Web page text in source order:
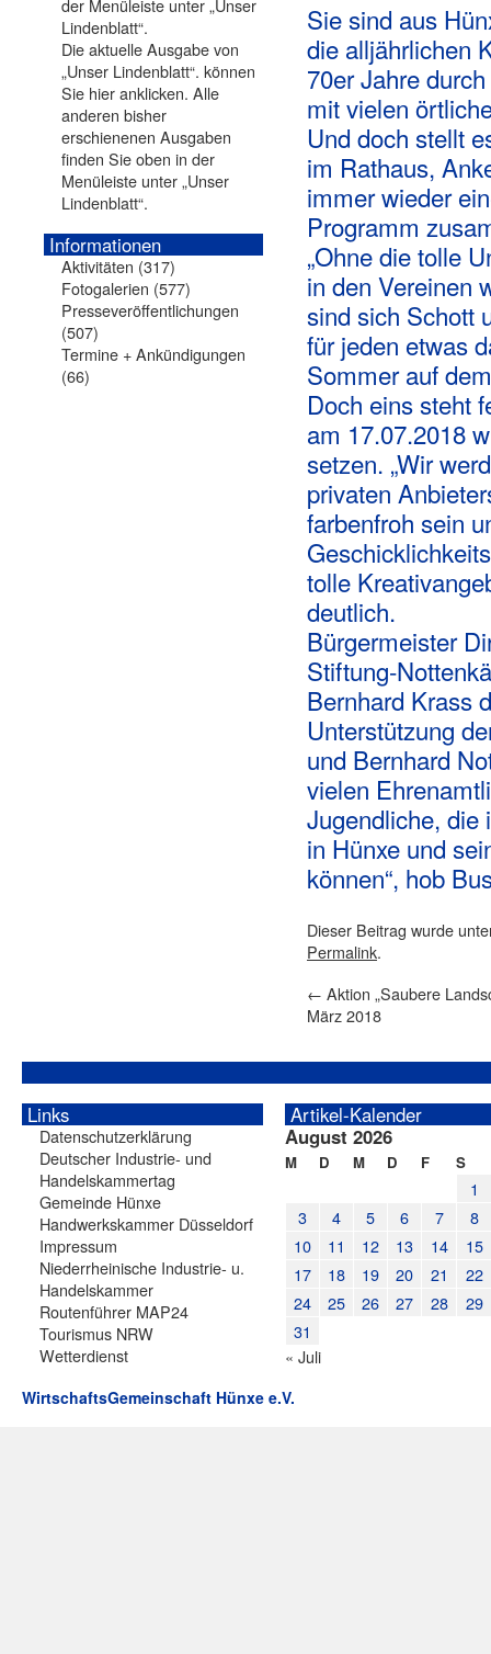
Sie sind aus
die alljährlichen
70er Jahre
mit vielen
Und doch stellt
im Rathaus,
immer wieder
Programm
„Ohne die tolle
in den Vereinen
sind sich Schott
für jeden etwas
Sommer auf
Doch eins steht
am 17.07.2018
setzen. „Wir
privaten
farbenfroh sein
tolle
deutlich.
Bürgermeister
Stiftung-
Bernhard Krass
Unterstützung
und Bernhard
vielen
Jugendliche, die
in Hünxe und
können“, hob
Dieser Beitrag wurde
Permalink.
← Aktion „Saubere
März 2018
Die aktuelle Ausgabe von
„Unser Lindenblatt“. können
Sie hier anklicken. Alle
anderen bisher
erschienenen Ausgaben
finden Sie oben in der
Menüleiste unter „Unser
Lindenblatt“.
Informationen
Aktivitäten (317)
Fotogalerien (577)
Presseveröffentlichungen
(507)
Termine + Ankündigungen
(66)
Links
Datenschutzerklärung
Deutscher Industrie- und
Handelskammertag
Gemeinde Hünxe
Handwerkskammer Düsseldorf
Impressum
Niederrheinische Industrie- u.
Handelskammer
Routenführer MAP24
Tourismus NRW
Wetterdienst
Artikel-Kalender
August 2026
M D M D F S
1
3
4 5 6 7
8
10
11 12 13 14
15
17
18 19 20 21
22
24
25 26 27 28
29
31
« Juli
WirtschaftsGemeinschaft Hünxe e.V.